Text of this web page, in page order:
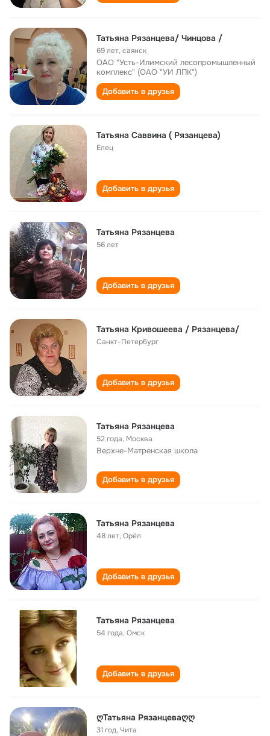
Татьяна Рязанцева/ Чинцова /
69 лет,саянск
ОАО "Усть-Илимский лесопромышленный
комплекс" (ОАО "УИ ЛПК")
Добавить в друзья
Татьяна Саввина ( Рязанцева)
Елец
Добавить в друзья
Татьяна Рязанцева
56 лет
Добавить в друзья
Татьяна Кривошеева / Рязанцева/
Санкт-Петербург
Добавить в друзья
Татьяна Рязанцева
52 года, Москва
Верхне-Матренская школа
Добавить в друзья
Татьяна Рязанцева
48 лет,Орёл
Добавить в друзья
Татьяна Рязанцева
54 года,Омск
Добавить в друзья
ღТатьяна Рязанцеваღღ
31 год,Чита